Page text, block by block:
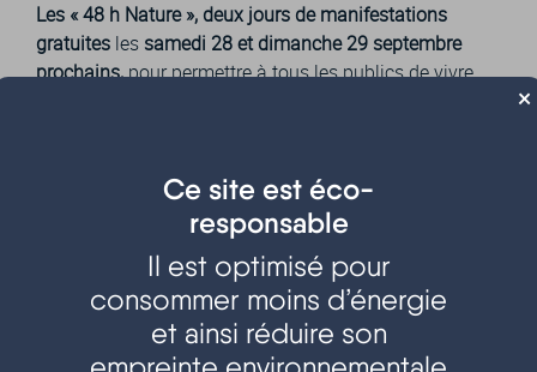
Les « 48 h Nature », deux jours de manifestations
gratuites les samedi 28 et dimanche 29 septembre
prochains,pour permettre à tous les publics de vivre
Ce site est éco-
responsable
Il est optimisé pour
consommer moins d’énergie
et ainsi réduire son
×